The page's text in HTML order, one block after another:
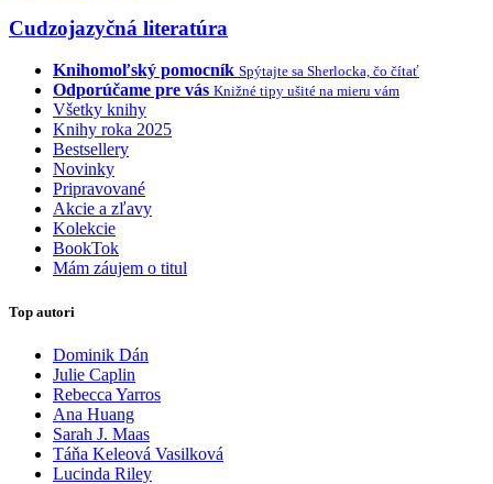
Cudzojazyčná literatúra
Knihomoľský pomocník Spýtajte sa Sherlocka, čo čítať
Odporúčame pre vás Knižné tipy ušité na mieru vám
Všetky knihy
Knihy roka 2025
Bestsellery
Novinky
Pripravované
Akcie a zľavy
Kolekcie
BookTok
Mám záujem o titul
Top autori
Dominik Dán
Julie Caplin
Rebecca Yarros
Ana Huang
Sarah J. Maas
Táňa Keleová Vasilková
Lucinda Riley